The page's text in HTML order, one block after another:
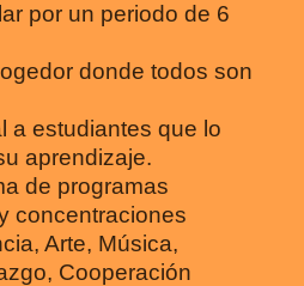
por un periodo de 6
donde todos son
a estudiantes que lo
aprendizaje.
de programas
concentraciones
Arte, Música,
Cooperación